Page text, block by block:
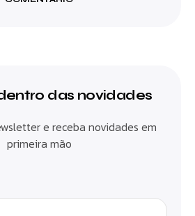
das novidades
e receba novidades em
primeira mão